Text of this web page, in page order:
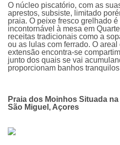
O núcleo piscatório, com as
aprestos, subsiste, limitado
praia. O peixe fresco grelhado
incontornável à mesa em
receitas tradicionais como a
ou as lulas com ferrado. O
extensão encontra-se
junto dos quais se vai
proporcionam banhos
Praia dos Moinhos Situada
São Miguel, Açores